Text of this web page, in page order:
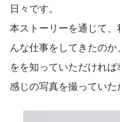
日々です。
本ストーリーを通じて
んな仕事をしてきたの
をを知っていただけれ
感じの写真を撮っていた